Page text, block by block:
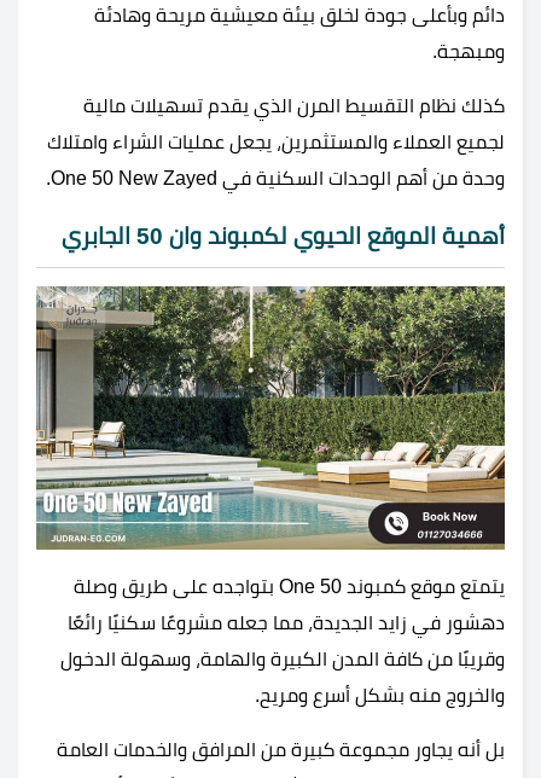
دائم وبأعلى جودة لخلق بيئة معيشية مريحة وهادئة
ومبهجة.
كذلك نظام التقسيط المرن الذي يقدم تسهيلات مالية
لجميع العملاء والمستثمرين، يجعل عمليات الشراء وامتلاك
وحدة من أهم الوحدات السكنية في One 50 New Zayed.
أهمية الموقع الحيوي لكمبوند وان 50 الجابري
يتمتع موقع كمبوند One 50 بتواجده على طريق وصلة
دهشور في زايد الجديدة، مما جعله مشروعًا سكنيًا رائعًا
وقريبًا من كافة المدن الكبيرة والهامة، وسهولة الدخول
والخروج منه بشكل أسرع ومريح.
بل أنه يجاور مجموعة كبيرة من المرافق والخدمات العامة